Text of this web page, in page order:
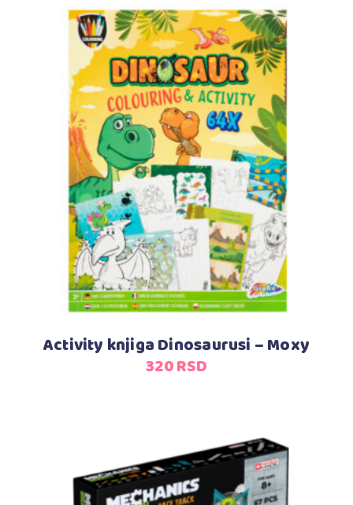
Dodaj u korpu
Activity knjiga Dinosaurusi – Moxy
320RSD